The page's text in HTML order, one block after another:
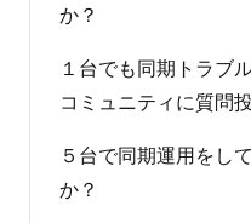
か？
１台でも同期トラブ
コミュニティに質問
５台で同期運用をし
か？